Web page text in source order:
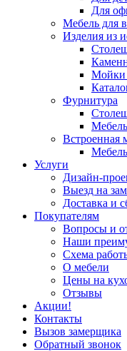
Для
Мебель для
Изделия из
Мойки
Фурнитура
Встроенная
Услуги
Дизайн-
Выезд на
Доставка и
Покупателям
Вопросы и
Наши
Схема
О мебели
Цены на
Отзывы
Акции!
Контакты
Вызов замерщика
Обратный звонок